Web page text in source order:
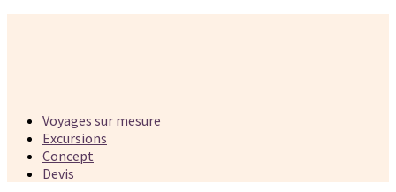
Voyages sur mesure
Excursions
Concept
Devis